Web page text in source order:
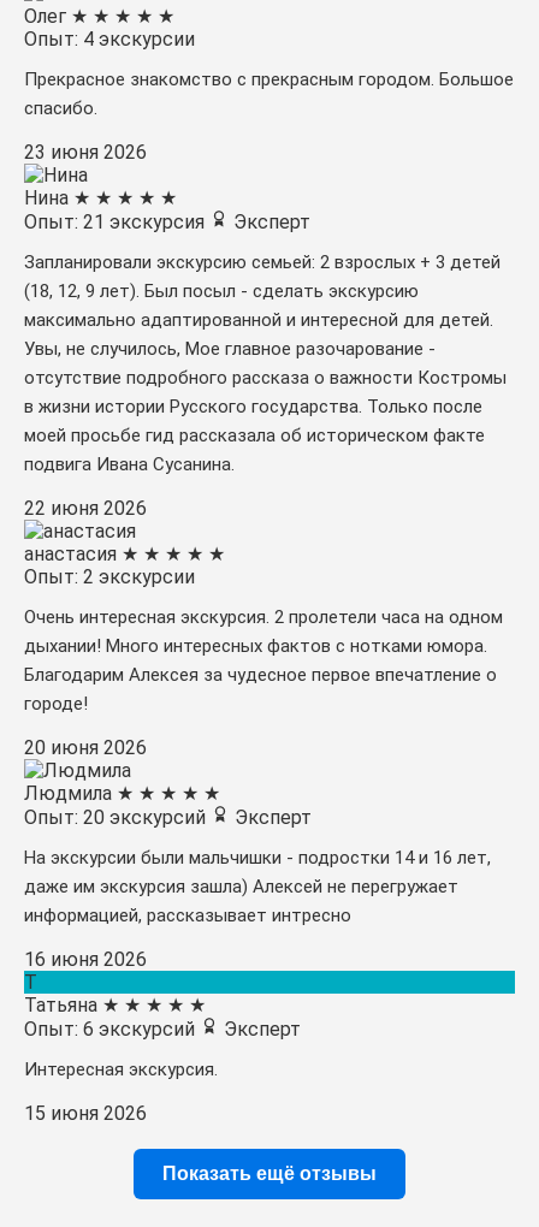
Олег ★ ★ ★ ★ ★
Опыт: 4 экскурсии
Прекрасное знакомство с прекрасным городом. Большое
спасибо.
23 июня 2026
Нина ★ ★ ★ ★ ★
Опыт: 21 экскурсия
Эксперт
Запланировали экскурсию семьей: 2 взрослых + 3 детей
(18, 12, 9 лет). Был посыл - сделать экскурсию
максимально адаптированной и интересной для детей.
Увы, не случилось, Мое главное разочарование -
отсутствие подробного рассказа о важности Костромы
в жизни истории Русского государства. Только после
моей просьбе гид рассказала об историческом факте
подвига Ивана Сусанина.
22 июня 2026
анастасия ★ ★ ★ ★ ★
Опыт: 2 экскурсии
Очень интересная экскурсия. 2 пролетели часа на одном
дыхании! Много интересных фактов с нотками юмора.
Благодарим Алексея за чудесное первое впечатление о
городе!
20 июня 2026
Людмила ★ ★ ★ ★ ★
Опыт: 20 экскурсий
Эксперт
На экскурсии были мальчишки - подростки 14 и 16 лет,
даже им экскурсия зашла) Алексей не перегружает
информацией, рассказывает интресно
16 июня 2026
Т
Татьяна ★ ★ ★ ★ ★
Опыт: 6 экскурсий
Эксперт
Интересная экскурсия.
15 июня 2026
Показать ещё отзывы